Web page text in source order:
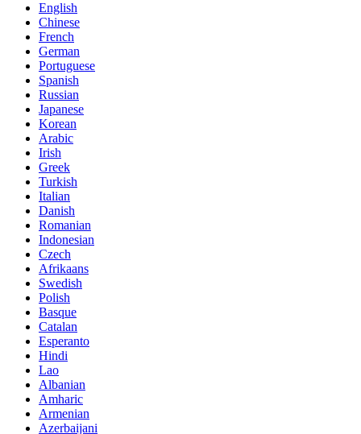
English
Chinese
French
German
Portuguese
Spanish
Russian
Japanese
Korean
Arabic
Irish
Greek
Turkish
Italian
Danish
Romanian
Indonesian
Czech
Afrikaans
Swedish
Polish
Basque
Catalan
Esperanto
Hindi
Lao
Albanian
Amharic
Armenian
Azerbaijani